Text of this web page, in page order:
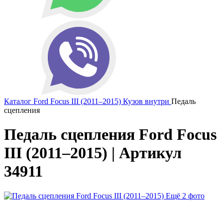
Каталог Ford Focus III (2011–2015) Кузов внутри Педаль
сцепления
Педаль сцепления Ford Focus
III (2011–2015) | Артикул
34911
Ещё 2 фото